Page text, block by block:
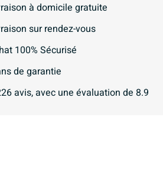
à domicile gratuite
sur rendez-vous
100% Sécurisé
de garantie
avis, avec une évaluation de 8.9